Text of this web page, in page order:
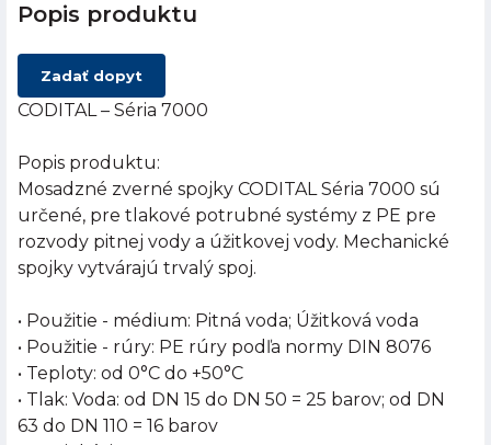
Popis produktu
Zadať dopyt
CODITAL – Séria 7000
Popis produktu:
Mosadzné zverné spojky CODITAL Séria 7000 sú
určené, pre tlakové potrubné systémy z PE pre
rozvody pitnej vody a úžitkovej vody. Mechanické
spojky vytvárajú trvalý spoj.
• Použitie - médium: Pitná voda; Úžitková voda
• Použitie - rúry: PE rúry podľa normy DIN 8076
• Teploty: od 0°C do +50°C
• Tlak: Voda: od DN 15 do DN 50 = 25 barov; od DN
63 do DN 110 = 16 barov